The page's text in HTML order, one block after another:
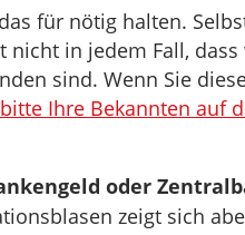
für nötig halten.
in jedem Fall,
sind. Wenn Sie
Ihre Bekannten auf
oder
zeigt sich